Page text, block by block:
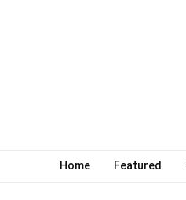
Home Featured